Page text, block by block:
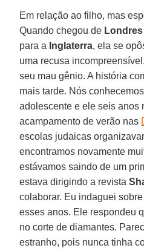
Em relação ao filho, mas
Quando chegou de Londres
para a Inglaterra, ela se
uma recusa
seu mau gênio. A história
mais tarde. Nós
adolescente e ele seis anos
acampamento de verão nas
escolas judaicas
encontramos novamente
estávamos saindo de um
estava dirigindo a revista
colaborar. Eu indaguei
esses anos. Ele respondeu
no corte de diamantes.
estranho, pois nunca tinha